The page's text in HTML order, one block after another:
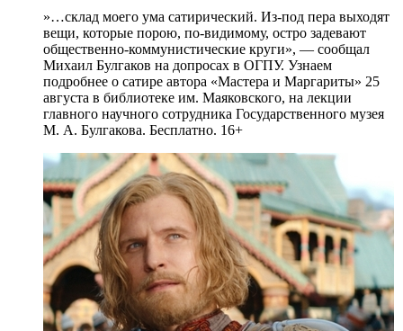
»…склад моего ума сатирический. Из-под пера выходят
вещи, которые порою, по-видимому, остро задевают
общественно-коммунистические круги», — сообщал
Михаил Булгаков на допросах в ОГПУ. Узнаем
подробнее о сатире автора «Мастера и Маргариты» 25
августа в библиотеке им. Маяковского, на лекции
главного научного сотрудника Государственного музея
М. А. Булгакова. Бесплатно. 16+